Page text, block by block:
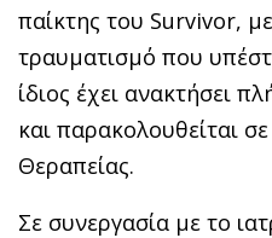
παίκτης του Survivor,
τραυματισμό που
ίδιος έχει ανακτήσει
και παρακολουθείται
Θεραπείας.
Σε συνεργασία με το